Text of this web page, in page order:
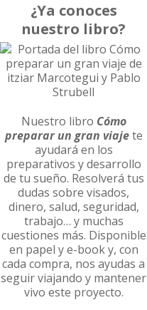
¿Ya conoces
nuestro libro?
Nuestro libro Cómo
preparar un gran viajete
ayudará en los
preparativos y desarrollo
de tu sueño. Resolverá tus
dudas sobre visados,
dinero, salud, seguridad,
trabajo… y muchas
cuestiones más. Disponible
en papel y e-book y, con
cada compra, nos ayudas a
seguir viajando y mantener
vivo este proyecto.